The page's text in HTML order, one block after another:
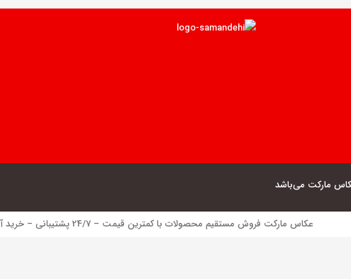
مارکت می‌باشد
عکاس مارکت فروش مستقیم محصولات با کمترین قیمت – 24/7 پشتیبانی – خرید آسان با پرداخت الکترونیک